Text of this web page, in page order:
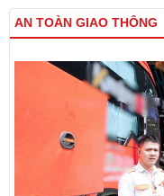
AN TOÀN GIAO THÔNG